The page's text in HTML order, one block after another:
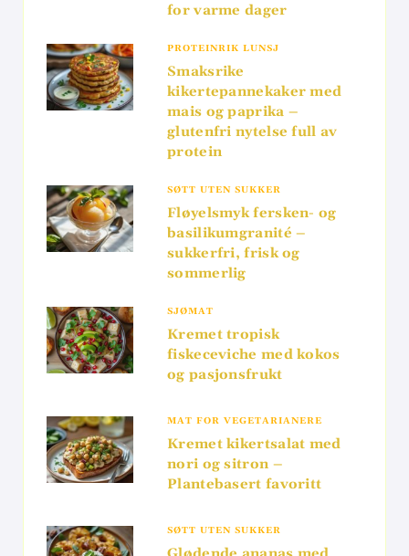
for varme dager
PROTEINRIK LUNSJ
Smaksrike
kikertepannekaker med
mais og paprika –
glutenfri nytelse full av
protein
SØTT UTEN SUKKER
Fløyelsmyk fersken- og
basilikumgranité –
sukkerfri, frisk og
sommerlig
SJØMAT
Kremet tropisk
fiskeceviche med kokos
og pasjonsfrukt
MAT FOR VEGETARIANERE
Kremet kikertsalat med
nori og sitron –
Plantebasert favoritt
SØTT UTEN SUKKER